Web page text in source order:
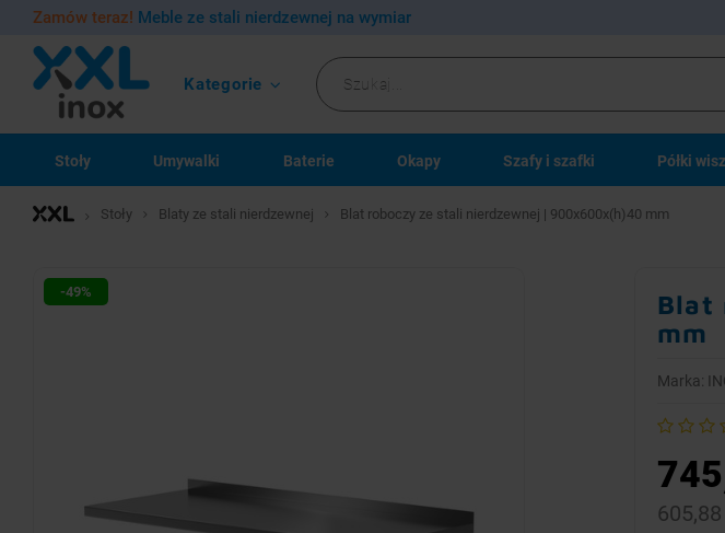
Zamów teraz! Meble ze stali nierdzewnej na wymiar
Kategorie
Stoły Umywalki Baterie Okapy Szafy i szafki Półki
Stoły Blaty ze stali nierdzewnej Blat roboczy ze stali nierdzewnej | 900x600x(h)40 mm
-49%
Blat
mm
Marka: